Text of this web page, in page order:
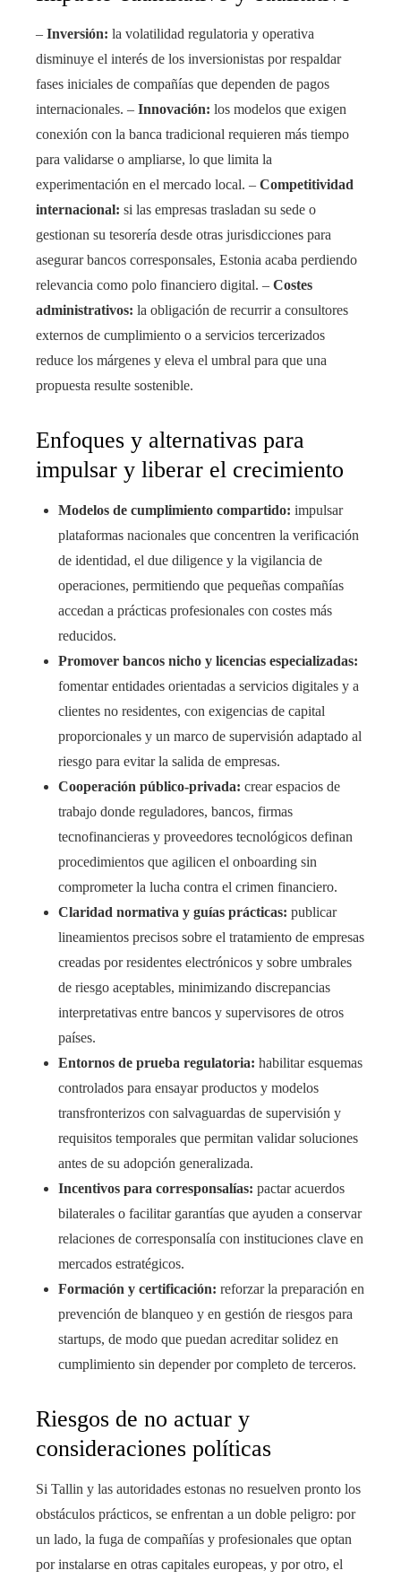
– Inversión: la volatilidad regulatoria y operativa
disminuye el interés de los inversionistas por respaldar
fases iniciales de compañías que dependen de pagos
internacionales. – Innovación: los modelos que exigen
conexión con la banca tradicional requieren más tiempo
para validarse o ampliarse, lo que limita la
experimentación en el mercado local. – Competitividad
internacional: si las empresas trasladan su sede o
gestionan su tesorería desde otras jurisdicciones para
asegurar bancos corresponsales, Estonia acaba perdiendo
relevancia como polo financiero digital. – Costes
administrativos: la obligación de recurrir a consultores
externos de cumplimiento o a servicios tercerizados
reduce los márgenes y eleva el umbral para que una
propuesta resulte sostenible.
Enfoques y alternativas para
impulsar y liberar el crecimiento
Modelos de cumplimiento compartido: impulsar
plataformas nacionales que concentren la verificación
de identidad, el due diligence y la vigilancia de
operaciones, permitiendo que pequeñas compañías
accedan a prácticas profesionales con costes más
reducidos.
Promover bancos nicho y licencias especializadas:
fomentar entidades orientadas a servicios digitales y a
clientes no residentes, con exigencias de capital
proporcionales y un marco de supervisión adaptado al
riesgo para evitar la salida de empresas.
Cooperación público-privada: crear espacios de
trabajo donde reguladores, bancos, firmas
tecnofinancieras y proveedores tecnológicos definan
procedimientos que agilicen el onboarding sin
comprometer la lucha contra el crimen financiero.
Claridad normativa y guías prácticas: publicar
lineamientos precisos sobre el tratamiento de empresas
creadas por residentes electrónicos y sobre umbrales
de riesgo aceptables, minimizando discrepancias
interpretativas entre bancos y supervisores de otros
países.
Entornos de prueba regulatoria: habilitar esquemas
controlados para ensayar productos y modelos
transfronterizos con salvaguardas de supervisión y
requisitos temporales que permitan validar soluciones
antes de su adopción generalizada.
Incentivos para corresponsalías: pactar acuerdos
bilaterales o facilitar garantías que ayuden a conservar
relaciones de corresponsalía con instituciones clave en
mercados estratégicos.
Formación y certificación: reforzar la preparación en
prevención de blanqueo y en gestión de riesgos para
startups, de modo que puedan acreditar solidez en
cumplimiento sin depender por completo de terceros.
Riesgos de no actuar y
consideraciones políticas
Si Tallin y las autoridades estonas no resuelven pronto los
obstáculos prácticos, se enfrentan a un doble peligro: por
un lado, la fuga de compañías y profesionales que optan
por instalarse en otras capitales europeas, y por otro, el